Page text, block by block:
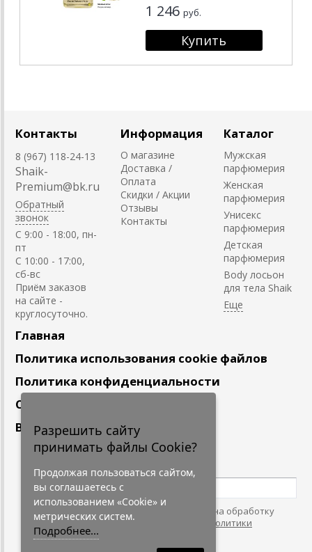
1 246 руб.
Контакты
8 (967) 118-24-13
Shaik-
Premium@bk.ru
Обратный
звонок
C 9:00 - 18:00, пн-
пт
С 10:00 - 17:00,
сб-вс
Приём заказов
на сайте -
круглосуточно.
Информация
О магазине
Доставка /
Оплата
Скидки / Акции
Отзывы
Контакты
Каталог
Мужская
парфюмерия
Женская
парфюмерия
Унисекс
парфюмерия
Детская
парфюмерия
Body лосьон
для тела Shaik
Главная
Политика использования cookie файлов
Политика конфиденциальности
Сотрудничество
Вакансии
Подпишитесь
Нажимая на кнопку, я даю согласие на обработку
персональных данных. С условиями
"Политики
Конфидециальности"
Разрешить сайту
принимать файлы Cookie?
Продолжая пользоваться сайтом,
вы соглашаетесь с
использованием «Cookie» и
метрических систем.
Подробнее...